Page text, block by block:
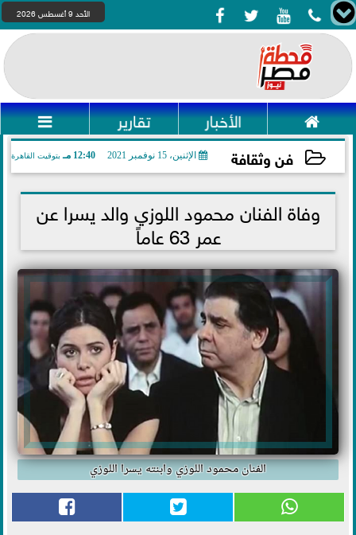
    الأحد 9 أغسطس 2026
 الأخبار تقارير 
فن وثقافة الإثنين، 15 نوفمبر 2021 12:40 مـ بتوقيت القاهرة
2021-11-15 12:40:31وفاة الفنان محمود اللوزي والد يسرا عن
عمر 63 عاماً
الفنان محمود اللوزي وابنته يسرا اللوزي